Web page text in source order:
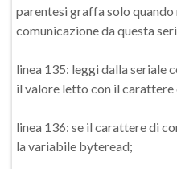
parentesi graffa solo
comunicazione da questa
linea 135: leggi dalla seriale
il valore letto con il
linea 136: se il carattere di
la variabile byteread;